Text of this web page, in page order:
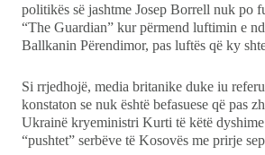
politikës së jashtme Josep Borrell nuk po
“The Guardian” kur përmend luftimin e
Ballkanin Përendimor, pas luftës që ky
Si rrjedhojë, media britanike duke iu
konstaton se nuk është befasuese që pas
Ukrainë kryeministri Kurti të këtë dyshime
“pushtet” serbëve të Kosovës me prirje